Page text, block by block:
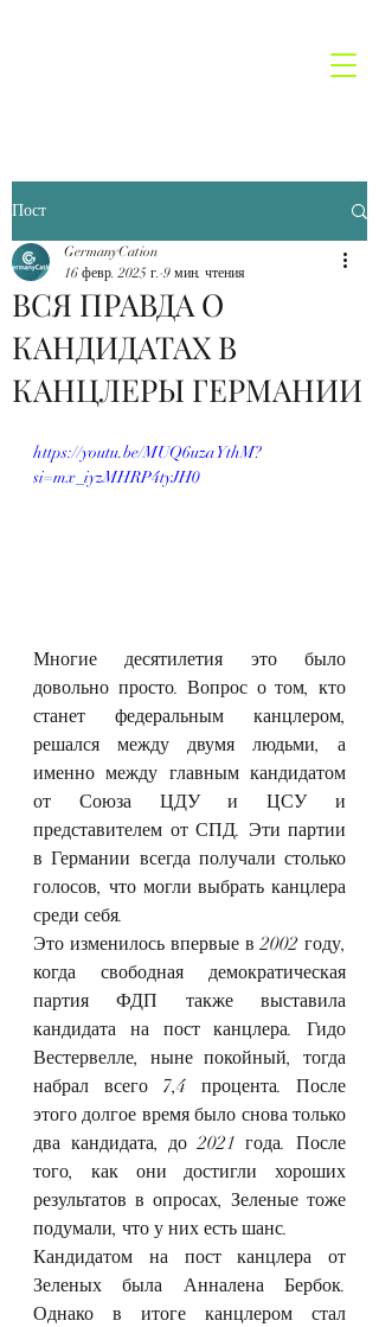
Пост
ВСЯ ПРАВДА О
КАНДИДАТАХ В
КАНЦЛЕРЫ ГЕРМАНИИ
GermanyCation
16 февр. 2025 г. 9 мин. чтения
https://youtu.be/MUQ6uzaYthM?
si=mx_iyzMHRP4tyJH0
Многие десятилетия это было
довольно просто. Вопрос о том, кто
станет федеральным канцлером,
решался между двумя людьми, а
именно между главным кандидатом
от Союза ЦДУ и ЦСУ и
представителем от СПД. Эти партии
в Германии всегда получали столько
голосов, что могли выбрать канцлера
среди себя.
Это изменилось впервые в 2002 году,
когда свободная демократическая
партия ФДП также выставила
кандидата на пост канцлера. Гидо
Вестервелле, ныне покойный, тогда
набрал всего 7,4 процента. После
этого долгое время было снова только
два кандидата, до 2021 года. После
того, как они достигли хороших
результатов в опросах, Зеленые тоже
подумали, что у них есть шанс.
Кандидатом на пост канцлера от
Зеленых была Анналена Бербок.
Однако в итоге канцлером стал